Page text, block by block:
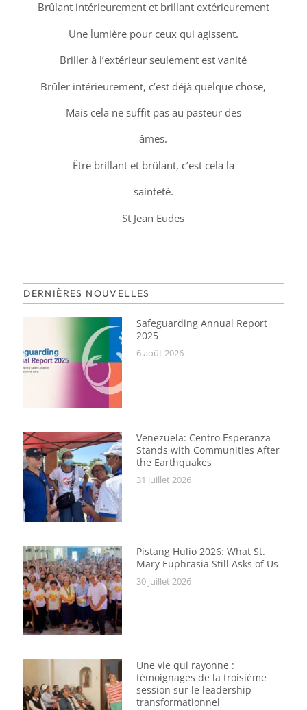
Brûlant intérieurement et brillant extérieurement
Une lumière pour ceux qui agissent.
Briller à l’extérieur seulement est vanité
Brûler intérieurement, c’est déjà quelque chose,
Mais cela ne suffit pas au pasteur des
âmes.
Être brillant et brûlant, c’est cela la
sainteté.
St Jean Eudes
DERNIÈRES NOUVELLES
Safeguarding Annual Report
2025
6 août 2026
Venezuela: Centro Esperanza
Stands with Communities After
the Earthquakes
31 juillet 2026
Pistang Hulio 2026: What St.
Mary Euphrasia Still Asks of Us
30 juillet 2026
Une vie qui rayonne :
témoignages de la troisième
session sur le leadership
transformationnel